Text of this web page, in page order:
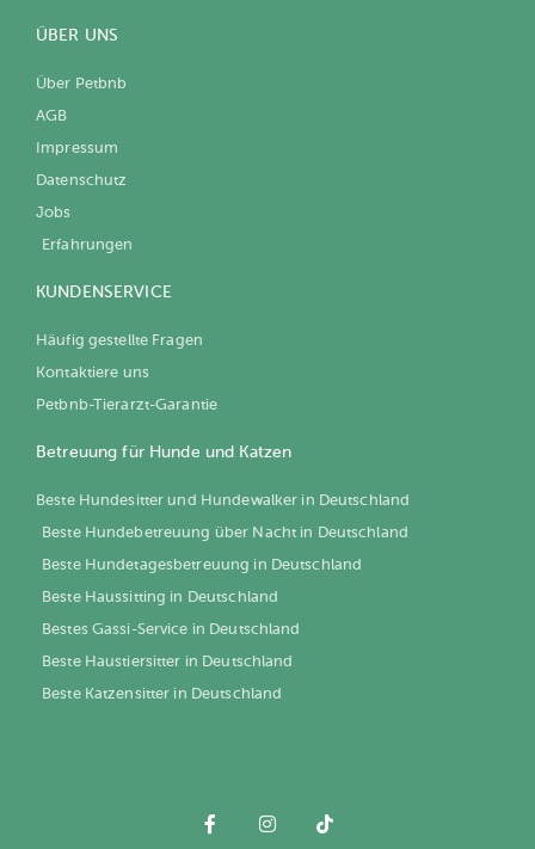
ÜBER UNS
Über Petbnb
AGB
Impressum
Datenschutz
Jobs
Erfahrungen
KUNDENSERVICE
Häufig gestellte Fragen
Kontaktiere uns
Petbnb-Tierarzt-Garantie
Betreuung für Hunde und Katzen
Beste Hundesitter und Hundewalker in Deutschland
Beste Hundebetreuung über Nacht in Deutschland
Beste Hundetagesbetreuung in Deutschland
Beste Haussitting in Deutschland
Bestes Gassi-Service in Deutschland
Beste Haustiersitter in Deutschland
Beste Katzensitter in Deutschland